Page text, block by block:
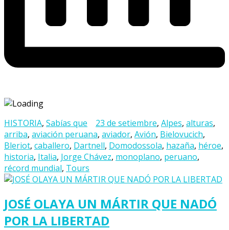
HISTORIA, Sabías que 23 de setiembre, Alpes, alturas,
arriba, aviación peruana, aviador, Avión, Bielovucich,
Bleriot, caballero, Dartnell, Domodossola, hazaña, héroe,
historia, Italia, Jorge Chávez, monoplano, peruano,
récord mundial, Tours
JOSÉ OLAYA UN MÁRTIR QUE NADÓ
POR LA LIBERTAD